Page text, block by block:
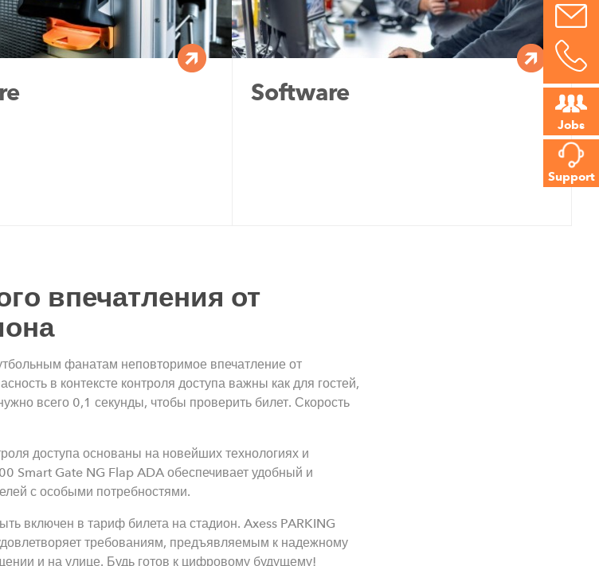
Jobs
Support
Software
впечатления от
фанатам неповторимое впечатление от
в контексте контроля доступа важны как для гостей,
всего 0,1 секунды, чтобы проверить билет. Скорость
доступа основаны на новейших технологиях и
Smart Gate NG Flap ADA обеспечивает удобный и
с особыми потребностями.
включен в тариф билета на стадион. Axess PARKING
требованиям, предъявляемым к надежному
и на улице. Будь готов к цифровому будущему!